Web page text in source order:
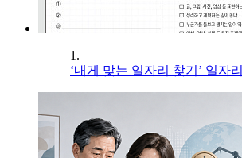
1.
‘내게 맞는 일자리 찾기’ 일자